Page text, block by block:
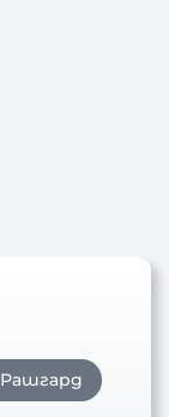
Рашгард